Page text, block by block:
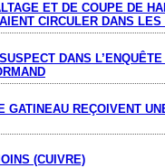
ET DE COUPE DE
CIRCULER DANS
DANS
GATINEAU REÇOIVENT
(CUIVRE)